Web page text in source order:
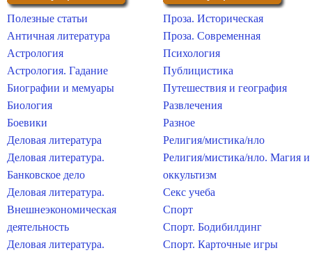
Полезные статьи
Античная литература
Астрология
Астрология. Гадание
Биографии и мемуары
Биология
Боевики
Деловая литература
Деловая литература.
Банковское дело
Деловая литература.
Внешнеэкономическая
деятельность
Деловая литература.
Проза. Историческая
Проза. Современная
Психология
Публицистика
Путешествия и география
Развлечения
Разное
Религия/мистика/нло
Религия/мистика/нло. Магия и
оккультизм
Секс учеба
Спорт
Спорт. Бодибилдинг
Спорт. Карточные игры